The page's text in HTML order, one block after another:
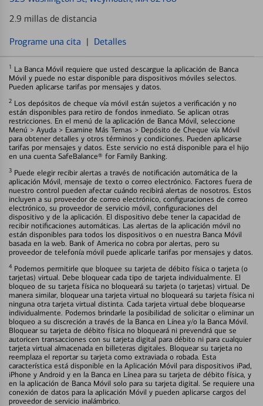
2.9 millas de distancia
Programe una cita | Detalles
1 La Banca Móvil requiere que usted descargue la aplicación de Banca
Móvil y puede no estar disponible para dispositivos móviles selectos.
Pueden aplicarse tarifas por mensajes y datos.
2 Los depósitos de cheque vía móvil están sujetos a verificación y no
están disponibles para retiro de fondos inmediato. Se aplican otras
restricciones. En el menú de la aplicación de Banca Móvil, seleccione
Menú > Ayuda > Examine Más Temas > Depósito de Cheque vía Móvil
para obtener detalles y otros términos y condiciones. Pueden aplicarse
tarifas por mensajes y datos. Este servicio no está disponible para el hijo
en una cuenta SafeBalance® for Family Banking.
3 Puede elegir recibir alertas a través de notificación automática de la
aplicación Móvil, mensaje de texto o correo electrónico. Factores fuera de
nuestro control pueden afectar cuándo recibirá alertas de nosotros. Estos
incluyen a su proveedor de correo electrónico, configuraciones de correo
electrónico, su proveedor de servicio móvil, configuraciones del
dispositivo y de la aplicación. El dispositivo debe tener la capacidad de
recibir notificaciones automáticas. Las alertas de la aplicación móvil no
están disponibles para todos los dispositivos o en nuestra Banca Móvil
basada en la web. Bank of America no cobra por alertas, pero su
proveedor de telefonía móvil puede aplicarle tarifas por mensajes y datos.
4 Podemos permitirle que bloquee su tarjeta de débito física o tarjeta (o
tarjetas) virtual. Debe bloquear cada tipo de tarjeta individualmente. El
bloqueo de su tarjeta física no bloqueará su tarjeta (o tarjetas) virtual. De
manera similar, bloquear una tarjeta virtual no bloqueará su tarjeta física ni
ninguna otra tarjeta virtual distinta. Cada tarjeta virtual debe bloquearse
individualmente. Podemos brindarle la posibilidad de solicitar o eliminar un
bloqueo a su discreción a través de la Banca en Línea y/o la Banca Móvil.
Bloquear su tarjeta de débito física no bloqueará ni prevendrá que se
autoricen transacciones con su tarjeta digital para débito ni para cualquier
tarjeta virtual almacenada en billeteras digitales. Bloquear su tarjeta no
reemplaza el reportar su tarjeta como extraviada o robada. Esta
característica está disponible en la Aplicación Móvil para dispositivos iPad,
iPhone y Android y en la Banca en Línea para su tarjeta de débito física, y
en la aplicación de Banca Móvil solo para su tarjeta digital. Se requiere una
conexión de datos para la aplicación Móvil y pueden aplicarse cargos del
proveedor de servicio inalámbrico.